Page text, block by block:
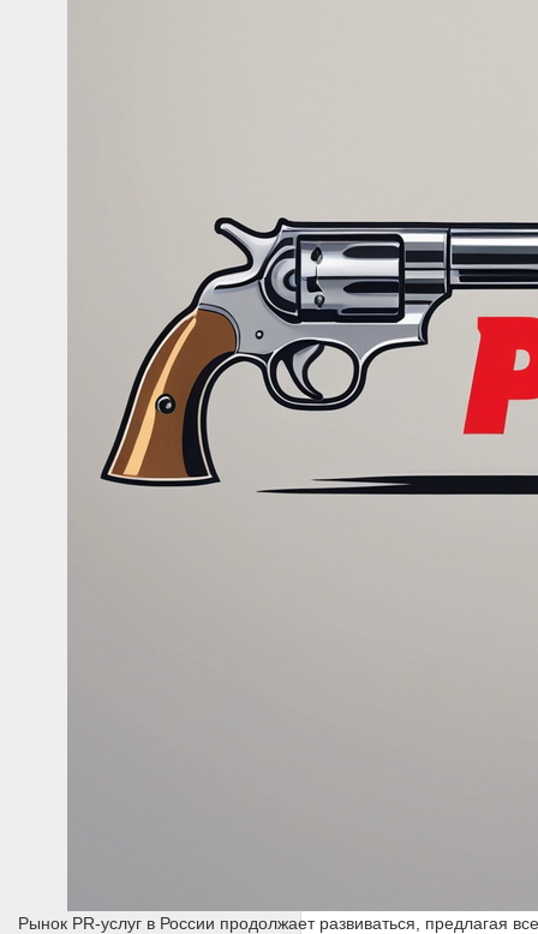
Рынок PR-услуг в России продолжает развиваться, предлагая